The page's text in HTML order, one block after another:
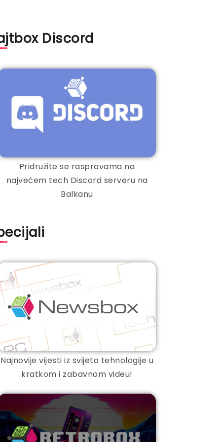
Discord
Pridružite se raspravama na
najvećem tech Discord serveru na
Balkanu
Najnovije vijesti iz svijeta tehnologije u
kratkom i zabavnom videu!